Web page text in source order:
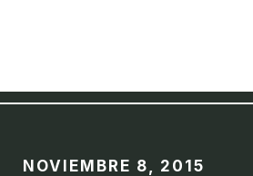
NOVIEMBRE 8, 2015